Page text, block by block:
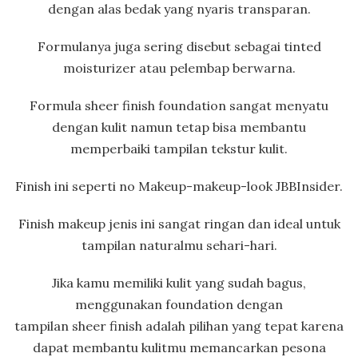
dengan alas bedak yang nyaris transparan.
Formulanya juga sering disebut sebagai tinted
moisturizer atau pelembap berwarna.
Formula sheer finish foundation sangat menyatu
dengan kulit namun tetap bisa membantu
memperbaiki tampilan tekstur kulit.
Finish ini seperti no Makeup-makeup-look JBBInsider.
Finish makeup jenis ini sangat ringan dan ideal untuk
tampilan naturalmu sehari-hari.
Jika kamu memiliki kulit yang sudah bagus,
menggunakan foundation dengan
tampilan sheer finish adalah pilihan yang tepat karena
dapat membantu kulitmu memancarkan pesona